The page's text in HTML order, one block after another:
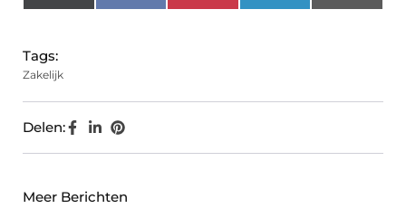
(Twitter)
Tags:
Zakelijk
Delen:
Meer Berichten